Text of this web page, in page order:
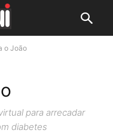
o João
para arrecadar
diabetes